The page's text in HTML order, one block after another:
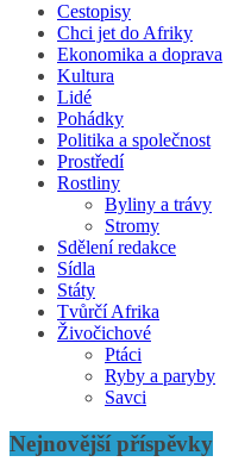
Cestopisy
Chci jet do Afriky
Ekonomika a doprava
Kultura
Lidé
Pohádky
Politika a společnost
Prostředí
Rostliny
Byliny a trávy
Stromy
Sdělení redakce
Sídla
Státy
Tvůrčí Afrika
Živočichové
Ptáci
Ryby a paryby
Savci
Nejnovější příspěvky